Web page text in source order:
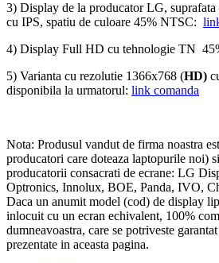
3) Display de la producator LG,
cu IPS, spatiu de culoare 45% NTSC:
4) Display Full HD cu tehnologie TN
5) Varianta cu rezolutie 1366x768 (HD)
disponibila la urmatorul: link comanda
Nota: Produsul vandut de firma noastra
producatori care doteaza laptopurile noi)
producatorii consacrati de ecrane: LG
Optronics, Innolux, BOE, Panda, IVO,
Daca un anumit model (cod) de display
inlocuit cu un ecran echivalent, 100%
dumneavoastra, care se potriveste
prezentate in aceasta pagina.